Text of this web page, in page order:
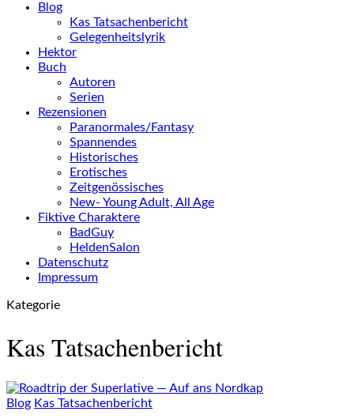
Blog
Kas Tatsachenbericht
Gelegenheitslyrik
Hektor
Buch
Autoren
Serien
Rezensionen
Paranormales/Fantasy
Spannendes
Historisches
Erotisches
Zeitgenössisches
New- Young Adult, All Age
Fiktive Charaktere
BadGuy
HeldenSalon
Datenschutz
Impressum
Kategorie
Kas Tatsachenbericht
Blog Kas Tatsachenbericht